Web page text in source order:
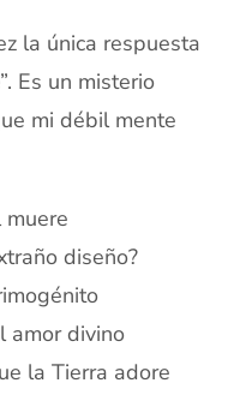
la única respuesta
Es un misterio
mi débil mente
diseño?
amor divino
la Tierra adore